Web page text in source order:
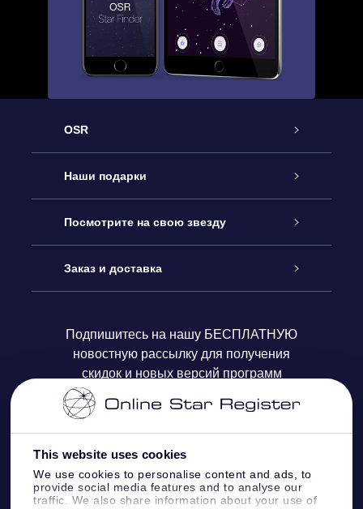
This website uses cookies
We use cookies to personalise content and ads, to
provide social media features and to analyse our
traffic. We also share information about your use of
OSR
Обслуживание
Как с нами связаться
Блог
Отзывы
Наши подарки
Онлайн подарок Online Star Gift
Подарочный набор OSR
Подарочная карта OSR
Корпоративные подарки
Посмотрите на свою звезду
Звездный реестр
Персонализированная страница Star Page
One Million Stars
OSR Starsaver
VR-приложение Fly me to the stars
Заказ и доставка
Платежная информация
Информация по доставке
Политика возврата
Созвездиях
Подпишитесь на нашу БЕСПЛАТНУЮ
новостную рассылку для получения
скидок и новых версий программ